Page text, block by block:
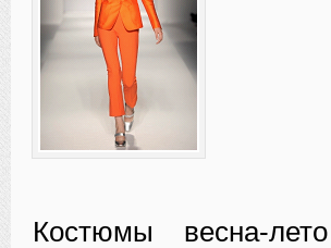
Костюмы весна-